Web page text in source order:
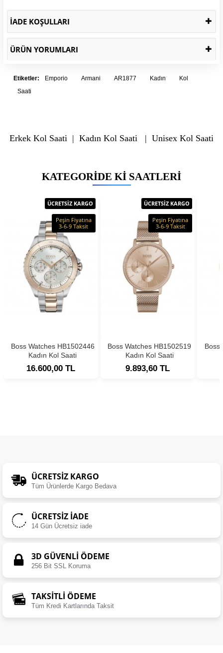
İADE KOŞULLARI
ÜRÜN YORUMLARI
Etiketler: Emporio Armani AR1877 Kadın
Kol
Saati
Erkek Kol Saati | Kadın Kol Saati | Unisex Kol Saati
KATEGORIDE KI SAATLERI
ÜCRETSİZ KARGO
Peşin Fiyatına
3-6-9 Taksit
Boss Watches HB1502446
Kadın Kol Saati
16.600,00 TL
ÜCRETSİZ KARGO
Peşin Fiyatına
3-6-9 Taksit
Boss Watches HB1502519
Kadın Kol Saati
9.893,60 TL
Boss
ÜCRETSIZ KARGO
Tüm Ürünlerde Kargo Bedava
ÜCRETSIZ İADE
14 Gün Ücretsiz iade
3D GÜVENLİ ÖDEME
256 Bit SSL Koruma
TAKSİTLİ ÖDEME
Tüm Kredi Kartlarında Taksit